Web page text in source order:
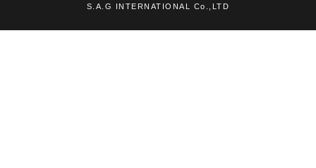
S.A.G INTERNATIONAL Co.,LTD